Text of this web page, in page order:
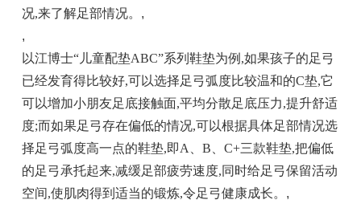
况,来了解足部情况。 ,
,
以江博士“儿童配垫ABC”系列鞋垫为例,如果孩子的足弓
已经发育得比较好,可以选择足弓弧度比较温和的C垫,它
可以增加小朋友足底接触面,平均分散足底压力,提升舒适
度;而如果足弓存在偏低的情况,可以根据具体足部情况选
择足弓弧度高一点的鞋垫,即A、B、C+三款鞋垫,把偏低
的足弓承托起来,减缓足部疲劳速度,同时给足弓保留活动
空间,使肌肉得到适当的锻炼,令足弓健康成长。 ,